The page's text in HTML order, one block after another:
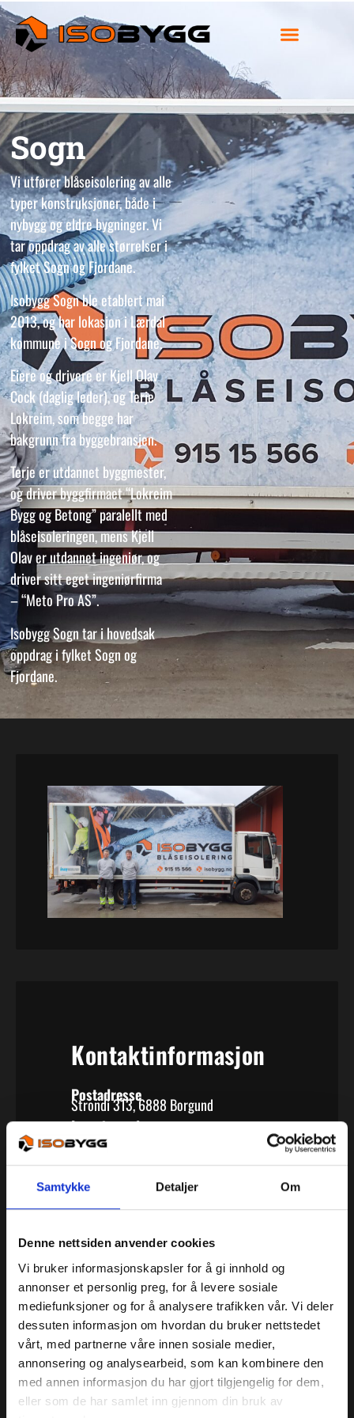
Samtykke Detaljer Om
Denne nettsiden anvender cookies
Vi bruker informasjonskapsler for å gi innhold og
annonser et personlig preg, for å levere sosiale
mediefunksjoner og for å analysere trafikken vår. Vi deler
dessuten informasjon om hvordan du bruker nettstedet
vårt, med partnerne våre innen sosiale medier,
annonsering og analysearbeid, som kan kombinere den
med annen informasjon du har gjort tilgjengelig for dem,
eller som de har samlet inn gjennom din bruk av
Sogn
Vi utfører blåseisolering av alle
typer konstruksjoner, både i
nybygg og eldre bygninger. Vi
tar oppdrag av alle størrelser i
fylket Sogn og Fjordane.
Isobygg Sogn ble etablert mai
2013, og har lokasjon i Lærdal
kommune i Sogn og Fjordane.
Eiere og drivere er Kjell Olav
Cock (daglig leder), og Terje
Lokreim, som begge har
bakgrunn fra byggebransjen.
Terje er utdannet byggmester,
og driver byggfirmaet “Lokreim
Bygg og Betong” paralellt med
blåseisoleringen, mens Kjell
Olav er utdannet ingeniør, og
driver sitt eget ingeniørfirma
– “Meto Pro AS”.
Isobygg Sogn tar i hovedsak
oppdrag i fylket Sogn og
Fjordane.
Kontaktinformasjon
Postadresse
Strondi 313, 6888 Borgund
Leveringsadresse
Håbakken 7, 6887 Lærdal
911 920 603
Daglig Leder
Kjell Olav Cock
91 51 55 66
Facebook